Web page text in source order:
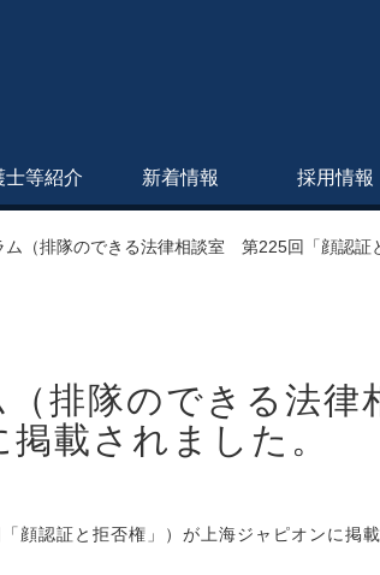
士等紹介 新着情報 採用情報
（排隊のできる法律相談室 第225回「顔認証
（排隊のできる法
載されました。
認証と拒否権」）が上海ジャピオンに掲載